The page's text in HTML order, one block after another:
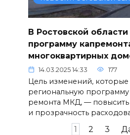
В Ростовской
программу
многоквартирных
14.03.2025 14:33 177
Цель изменений, которые
региональную программу
ремонта МКД, — повысить
и прозрачность
1 2 3